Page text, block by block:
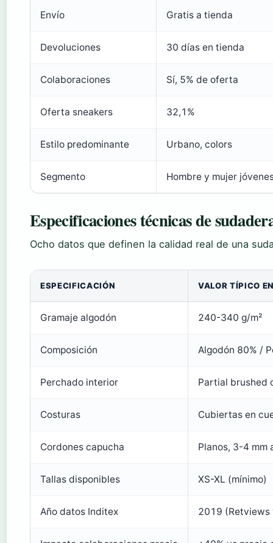
Envío Gratis a tienda
Devoluciones 30 días en tienda
Colaboraciones Sí, 5% de oferta
Oferta sneakers 32,1%
Estilo predominante Urbano, colors
Segmento Hombre y mujer
Especificaciones técnicas de
Ocho datos que definen la calidad real de una
ESPECIFICACIÓN VALOR TÍPICO
Gramaje algodón 240-340 g/m²
Composición Algodón 80% /
Perchado interior Partial brushed
Costuras Cubiertas en
Cordones capucha Planos, 3-4 mm
Tallas disponibles XS-XL (mínimo)
Año datos Inditex 2019 (Retviews